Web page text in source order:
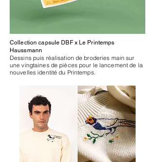
Collection capsule DBF x Le Printemps
Haussmann
Dessins puis réalisation de broderies main sur
une vingtaines de pièces pour le lancement de la
nouvelles identité du Printemps.